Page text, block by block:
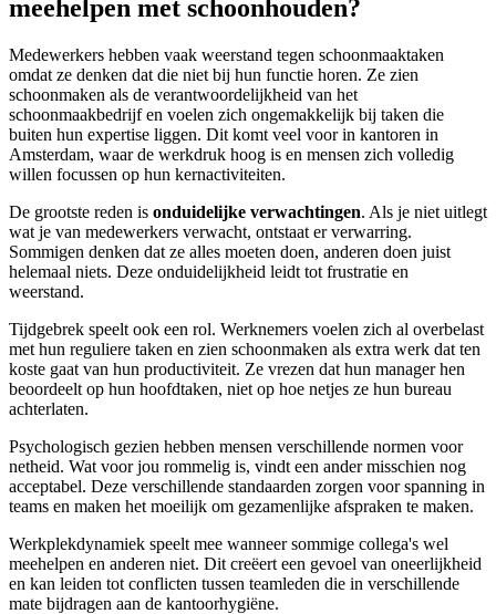
meehelpen met schoonhouden?
Medewerkers hebben vaak weerstand tegen schoonmaaktaken
omdat ze denken dat die niet bij hun functie horen. Ze zien
schoonmaken als de verantwoordelijkheid van het
schoonmaakbedrijf en voelen zich ongemakkelijk bij taken die
buiten hun expertise liggen. Dit komt veel voor in kantoren in
Amsterdam, waar de werkdruk hoog is en mensen zich volledig
willen focussen op hun kernactiviteiten.
De grootste reden is onduidelijke verwachtingen. Als je niet uitlegt
wat je van medewerkers verwacht, ontstaat er verwarring.
Sommigen denken dat ze alles moeten doen, anderen doen juist
helemaal niets. Deze onduidelijkheid leidt tot frustratie en
weerstand.
Tijdgebrek speelt ook een rol. Werknemers voelen zich al overbelast
met hun reguliere taken en zien schoonmaken als extra werk dat ten
koste gaat van hun productiviteit. Ze vrezen dat hun manager hen
beoordeelt op hun hoofdtaken, niet op hoe netjes ze hun bureau
achterlaten.
Psychologisch gezien hebben mensen verschillende normen voor
netheid. Wat voor jou rommelig is, vindt een ander misschien nog
acceptabel. Deze verschillende standaarden zorgen voor spanning in
teams en maken het moeilijk om gezamenlijke afspraken te maken.
Werkplekdynamiek speelt mee wanneer sommige collega's wel
meehelpen en anderen niet. Dit creëert een gevoel van oneerlijkheid
en kan leiden tot conflicten tussen teamleden die in verschillende
mate bijdragen aan de kantoorhygiëne.